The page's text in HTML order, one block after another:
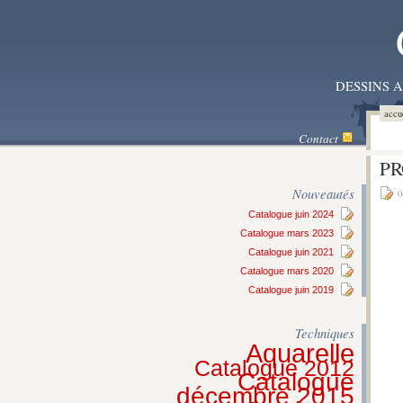
DESSINS
Contact
Nouveautés
Catalogue juin 2024
Catalogue mars 2023
Catalogue juin 2021
Catalogue mars 2020
Catalogue juin 2019
Techniques
Aquarelle
Catalogue 2012
Catalogue
décembre 2015